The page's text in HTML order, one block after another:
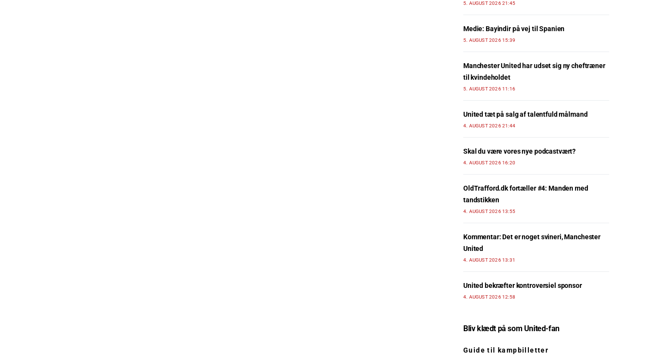
5. AUGUST 2026 21:45
Medie: Bayindir på vej til Spanien
5. AUGUST 2026 15:39
Manchester United har udset sig ny cheftræner
til kvindeholdet
5. AUGUST 2026 11:16
United tæt på salg af talentfuld målmand
4. AUGUST 2026 21:44
Skal du være vores nye podcastvært?
4. AUGUST 2026 16:20
OldTrafford.dk fortæller #4: Manden med
tandstikken
4. AUGUST 2026 13:55
Kommentar: Det er noget svineri, Manchester
United
4. AUGUST 2026 13:31
United bekræfter kontroversiel sponsor
4. AUGUST 2026 12:58
Bliv klædt på som United-fan
Guide til kampbilletter